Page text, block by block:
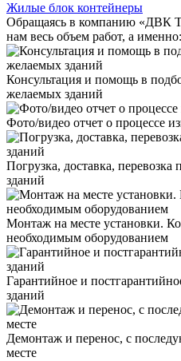
Жилые блок контейнеры
Обращаясь в компанию «ДВК
нам весь объем работ, а именно:
Консультация и помощь в
желаемых зданий
Фото/видео отчет о процессе
Погрузка, доставка,
зданий
Монтаж на месте установки.
необходимым оборудованием
Гарантийное и
зданий
Демонтаж и перенос, с
месте